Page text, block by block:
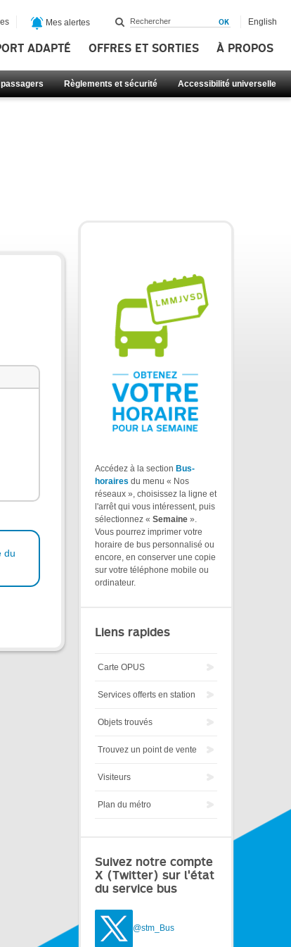
ADAPTÉ OFFRES ET SORTIES À PROPOS
Règlements et sécurité Accessibilité universelle
Mes alertes English
du
Accédez à la section Bus-
horaires du menu « Nos
réseaux », choisissez la ligne et
l'arrêt qui vous intéressent, puis
sélectionnez « Semaine ».
Vous pourrez imprimer votre
horaire de bus personnalisé ou
encore, en conserver une copie
sur votre téléphone mobile ou
ordinateur.
Liens rapides
Carte OPUS
Services offerts en station
Objets trouvés
Trouvez un point de vente
Visiteurs
Plan du métro
Suivez notre compte
X (Twitter) sur l'état
du service bus
@stm_Bus